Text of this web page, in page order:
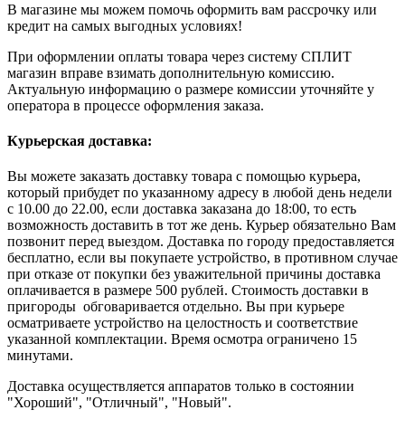
В магазине мы можем помочь оформить вам рассрочку или
кредит на самых выгодных условиях!
При оформлении оплаты товара через систему СПЛИТ
магазин вправе взимать дополнительную комиссию.
Актуальную информацию о размере комиссии уточняйте у
оператора в процессе оформления заказа.
Курьерская доставка:
Вы можете заказать доставку товара с помощью курьера,
который прибудет по указанному адресу в любой день недели
с 10.00 до 22.00, если доставка заказана до 18:00, то есть
возможность доставить в тот же день. Курьер обязательно Вам
позвонит перед выездом. Доставка по городу предоставляется
бесплатно, если вы покупаете устройство, в противном случае
при отказе от покупки без уважительной причины доставка
оплачивается в размере 500 рублей. Стоимость доставки в
пригороды обговаривается отдельно. Вы при курьере
осматриваете устройство на целостность и соответствие
указанной комплектации. Время осмотра ограничено 15
минутами.
Доставка осуществляется аппаратов только в состоянии
"Хороший", "Отличный", "Новый".